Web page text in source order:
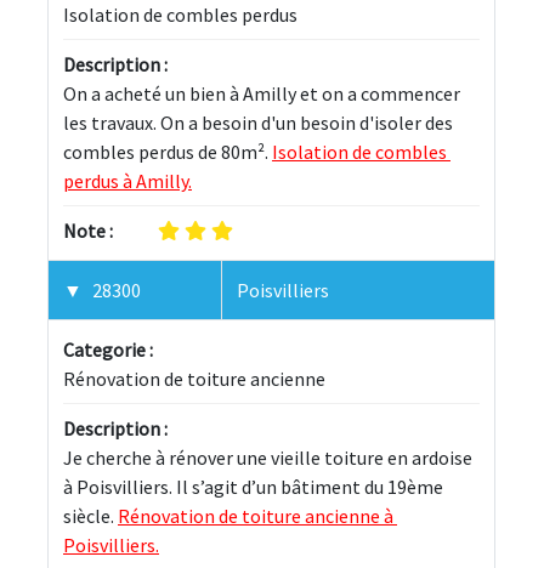
Isolation de combles perdus
Description :
On a acheté un bien à Amilly et on a commencer
les travaux. On a besoin d'un besoin d'isoler des
combles perdus de 80m². Isolation de combles
perdus à Amilly.
Note :
28300 Poisvilliers
Categorie :
Rénovation de toiture ancienne
Description :
Je cherche à rénover une vieille toiture en ardoise
à Poisvilliers. Il s’agit d’un bâtiment du 19ème
siècle. Rénovation de toiture ancienne à
Poisvilliers.